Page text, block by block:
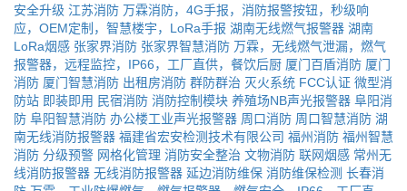
安全升级 江苏消防 万霖消防，4G手报，消防报警按钮，秒级响
应，OEM定制，智慧楼宇，LoRa手报 湖南无线燃气报警器 湖南
LoRa烟感 张家界消防 张家界智慧消防 万霖，无线燃气泄漏，燃气
报警器，远程监控，IP66，工厂直供，餐饮后厨 厦门百盾消防 厦门
消防 厦门智慧消防 出租房消防 群防群治 灭火系统 FCC认证 微型消
防站 即装即用 民宿消防 消防控制模块 养殖场NB声光报警器 阜阳消
防 阜阳智慧消防 办公楼工业声光报警器 周口消防 周口智慧消防 湖
南无线消防报警器 福建省宏安检测技术有限公司 福州消防 福州智慧
消防 分级预警 网格化管理 消防安全整治 文物消防 联网烟感 常州无
线消防报警器 无线消防报警器 延边消防维保 消防维保检测 长春消